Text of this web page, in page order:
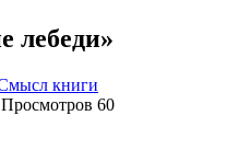
лебеди»
книги
Просмотров 60